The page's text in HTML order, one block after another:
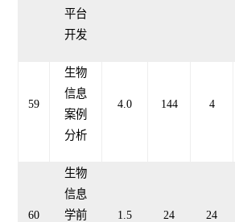
平台
开发
59
生物
信息
案例
分析
4.0 144 4
60
生物
信息
学前
1.5 24 24